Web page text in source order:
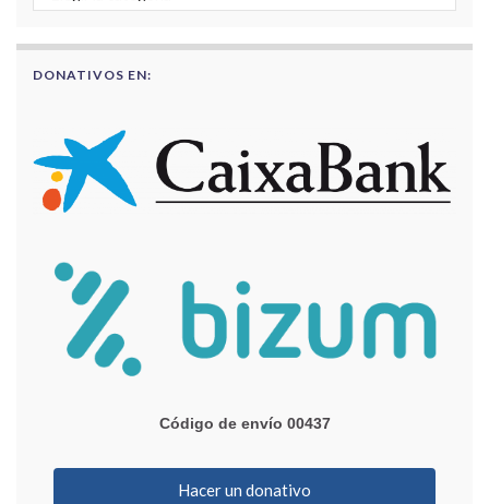
DONATIVOS EN:
Código de envío 00437
Hacer un donativo